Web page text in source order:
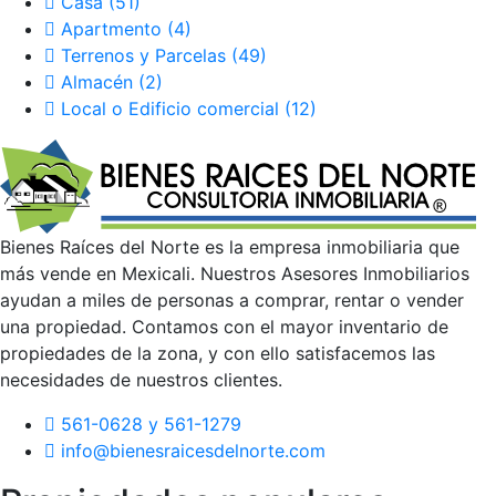
Apartmento (4)
Terrenos y Parcelas (49)
Almacén (2)
Local o Edificio comercial (12)
Bienes Raíces del Norte es la empresa inmobiliaria que
más vende en Mexicali. Nuestros Asesores Inmobiliarios
ayudan a miles de personas a comprar, rentar o vender
una propiedad. Contamos con el mayor inventario de
propiedades de la zona, y con ello satisfacemos las
necesidades de nuestros clientes.
561-0628 y 561-1279
info@bienesraicesdelnorte.com